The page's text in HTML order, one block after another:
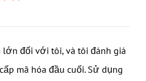
lớn đối với tôi, và tôi đánh giá
mã hóa đầu cuối. Sử dụng